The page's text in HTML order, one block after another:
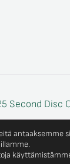
Second Disc
antaaksemme